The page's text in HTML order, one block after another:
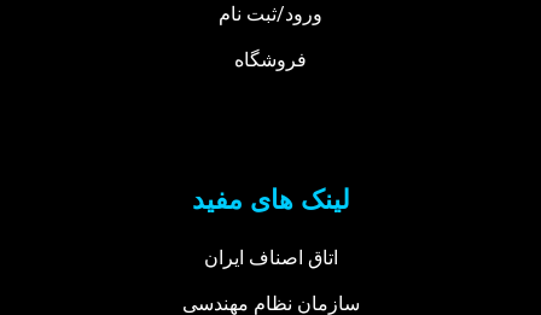
ورود/ثبت نام
فروشگاه
لینک های مفید
اتاق اصناف ایران
سازمان نظام مهندسی